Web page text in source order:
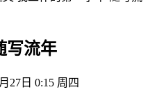
写流年
27日 0:15 周四